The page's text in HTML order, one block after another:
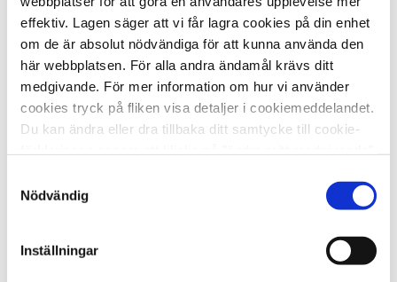
effektiv. Lagen säger att vi får lagra cookies på din enhet
om de är absolut nödvändiga för att kunna använda den
här webbplatsen. För alla andra ändamål krävs ditt
medgivande. För mer information om hur vi använder
cookies tryck på fliken visa detaljer i cookiemeddelandet.
Du kan ändra eller dra tillbaka ditt samtycke till cookie-
Nödvändig
Inställningar
Födelsedag
Hipp hipp hurra – ge bort något fint som gör världen